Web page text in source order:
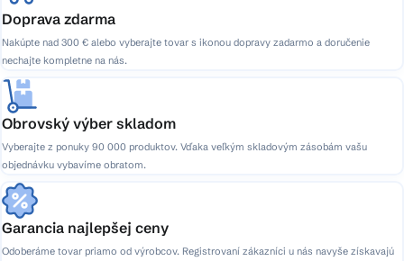
Doprava zdarma
Nakúpte nad 300 € alebo vyberajte tovar s ikonou dopravy zadarmo a doručenie
nechajte kompletne na nás.
Obrovský výber skladom
Vyberajte z ponuky 90 000 produktov. Vďaka veľkým skladovým zásobám vašu
objednávku vybavíme obratom.
Garancia najlepšej ceny
Odoberáme tovar priamo od výrobcov. Registrovaní zákazníci u nás navyše získavajú